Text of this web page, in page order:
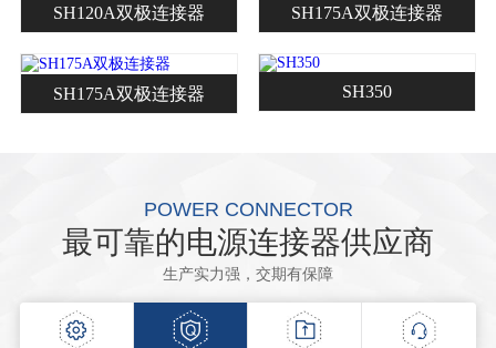
SH120A双极连接器 SH175A双极连接器
SH175A双极连接器 SH350
POWER CONNECTOR
最可靠的电源连接器供应商
生产实力强，交期有保障